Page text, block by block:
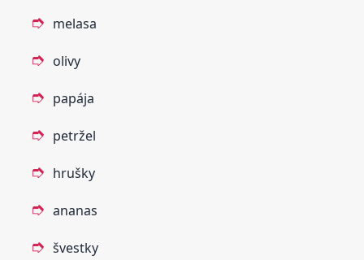
melasa
olivy
papája
petržel
hrušky
ananas
švestky